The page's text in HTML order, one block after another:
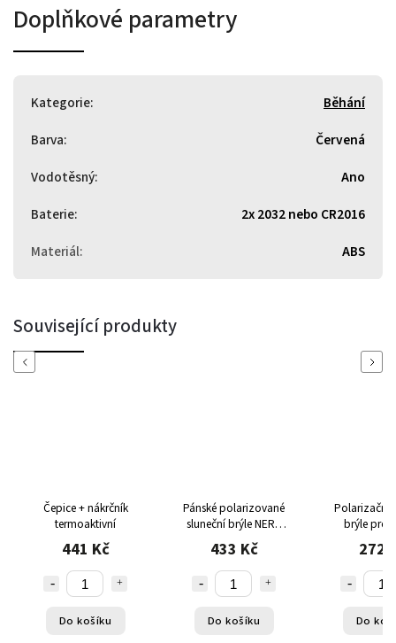
Doplňkové parametry
Kategorie:
Běhání
Barva:
Červená
Vodotěsný:
Ano
Baterie:
2x 2032 nebo CR2016
Materiál: ABS
Související produkty
Previous
Čepice + nákrčník
termoaktivní
441 Kč
Do košíku
Pánské polarizované
sluneční brýle NERD
UV400 s pouzdrem -
černé
433 Kč
Do košíku
Polarizační
brýle pro
rozjasňující
272
Do
Next